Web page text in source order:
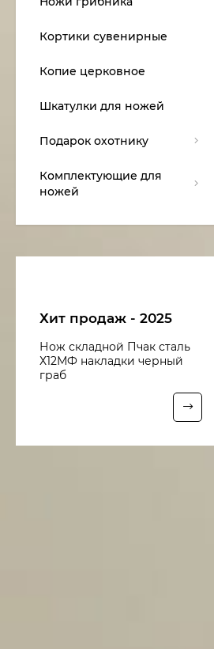
Кортики сувенирные
Копие церковное
Шкатулки для ножей
Подарок охотнику
Комплектующие для
ножей
Хит продаж - 2025
Нож складной Пчак сталь
Х12МФ накладки черный
граб